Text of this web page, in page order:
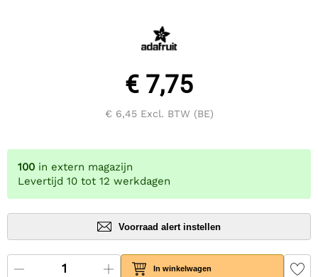
€ 7,75
€ 6,45Excl. BTW (BE)
100 in extern magazijn
Levertijd 10 tot 12 werkdagen
Voorraad alert instellen
In winkelwagen